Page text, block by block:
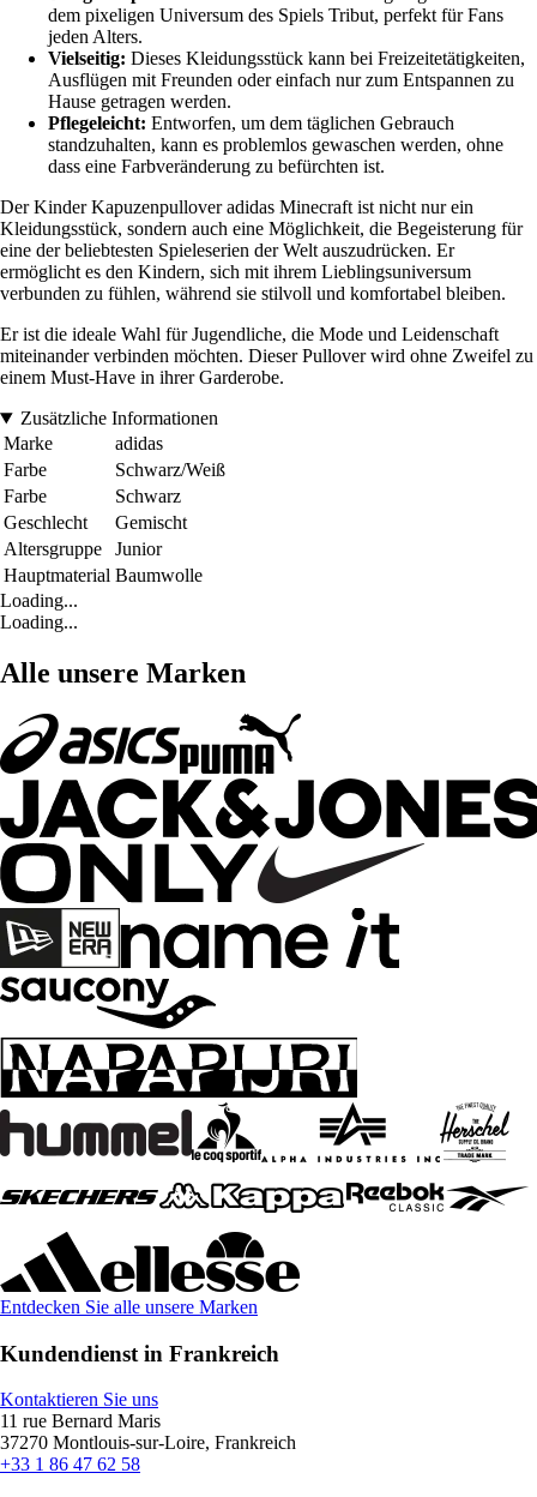
dem pixeligen Universum des Spiels Tribut, perfekt für Fans
jeden Alters.
Vielseitig: Dieses Kleidungsstück kann bei Freizeitetätigkeiten,
Ausflügen mit Freunden oder einfach nur zum Entspannen zu
Hause getragen werden.
Pflegeleicht: Entworfen, um dem täglichen Gebrauch
standzuhalten, kann es problemlos gewaschen werden, ohne
dass eine Farbveränderung zu befürchten ist.
Der Kinder Kapuzenpullover adidas Minecraft ist nicht nur ein
Kleidungsstück, sondern auch eine Möglichkeit, die Begeisterung für
eine der beliebtesten Spieleserien der Welt auszudrücken. Er
ermöglicht es den Kindern, sich mit ihrem Lieblingsuniversum
verbunden zu fühlen, während sie stilvoll und komfortabel bleiben.
Er ist die ideale Wahl für Jugendliche, die Mode und Leidenschaft
miteinander verbinden möchten. Dieser Pullover wird ohne Zweifel zu
einem Must-Have in ihrer Garderobe.
Zusätzliche Informationen
Marke
adidas
Farbe
Schwarz/Weiß
Farbe
Schwarz
Geschlecht
Gemischt
Altersgruppe
Junior
Hauptmaterial Baumwolle
Loading...
Loading...
Alle unsere Marken
Entdecken Sie alle unsere Marken
Kundendienst in Frankreich
Kontaktieren Sie uns
11 rue Bernard Maris
37270 Montlouis-sur-Loire, Frankreich
+33 1 86 47 62 58